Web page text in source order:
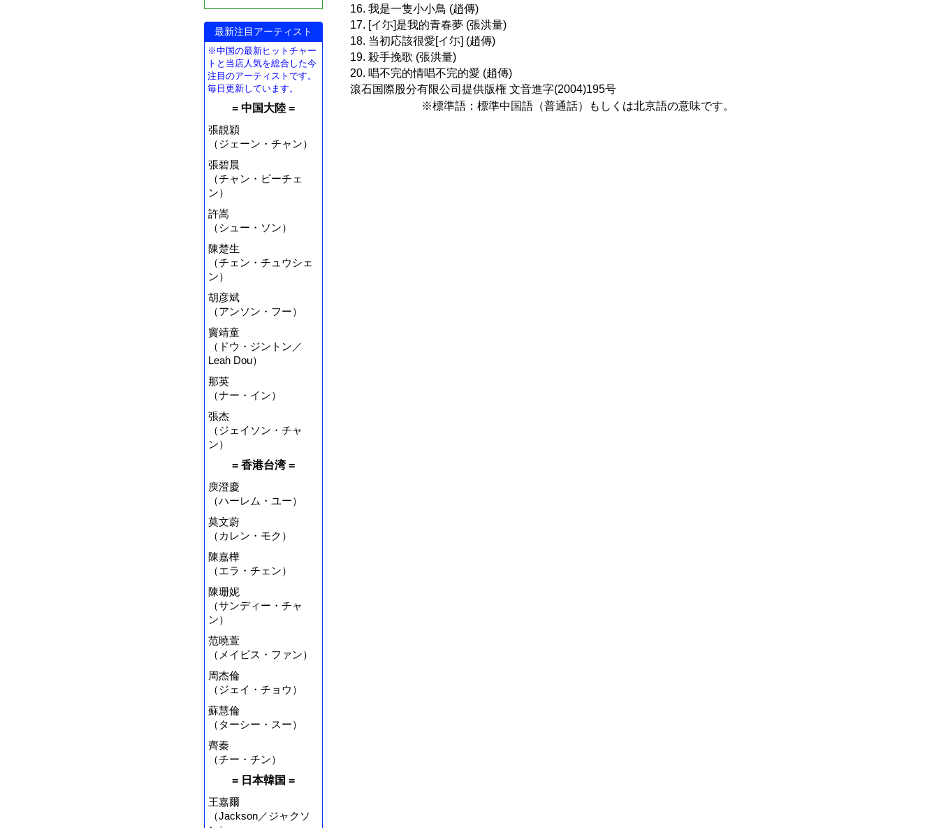
最新注目アーティスト
※中国の最新ヒットチャー
トと当店人気を総合した今
注目のアーティストです。
毎日更新しています。
= 中国大陸 =
張靚穎
（ジェーン・チャン）
張碧晨
（チャン・ビーチェ
ン）
許嵩
（シュー・ソン）
陳楚生
（チェン・チュウシェ
ン）
胡彦斌
（アンソン・フー）
竇靖童
（ドウ・ジントン／
Leah Dou）
那英
（ナー・イン）
張杰
（ジェイソン・チャ
ン）
= 香港台湾 =
庾澄慶
（ハーレム・ユー）
莫文蔚
（カレン・モク）
陳嘉樺
（エラ・チェン）
陳珊妮
（サンディー・チャ
ン）
范曉萱
（メイビス・ファン）
周杰倫
（ジェイ・チョウ）
蘇慧倫
（ターシー・スー）
齊秦
（チー・チン）
= 日本韓国 =
王嘉爾
（Jackson／ジャクソ
16. 我是一隻小小鳥 (趙傳)
17. [イ尓]是我的青春夢 (張洪量)
18. 当初応該很愛[イ尓] (趙傳)
19. 殺手挽歌 (張洪量)
20. 唱不完的情唱不完的愛 (趙傳)
滾石国際股分有限公司提供版権 文音進字(2004)195号
※標準語：標準中国語（普通話）もしくは北京語の意味です。